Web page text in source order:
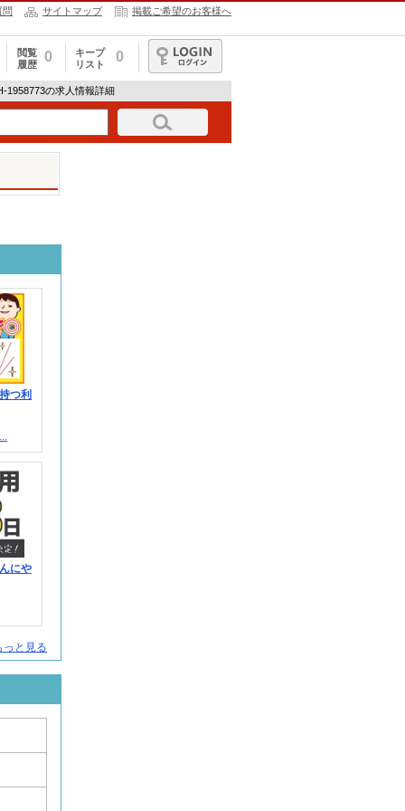
問 サイトマップ 掲載ご希望のお客様へ
閲覧
履歴
0
キープ
リスト
0
ログイン
1958773の求人情報詳細
つ利
にや
と見る